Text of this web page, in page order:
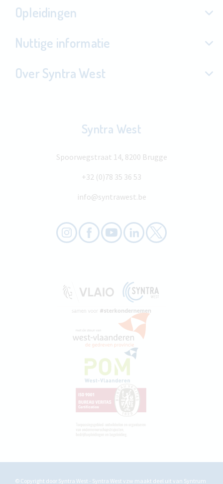
Opleidingen
Nuttige informatie
Over Syntra West
Syntra West
Spoorwegstraat 14, 8200 Brugge
+32 (0)78 35 36 53
info@syntrawest.be
© Copyright door Syntra West - Syntra West vzw maakt deel uit van Syntrum